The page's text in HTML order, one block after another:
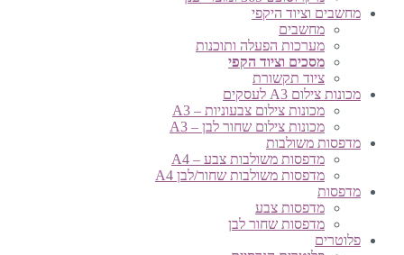
מחשבים וציוד היקפי
מחשבים
מערכות הפעלה ותוכנות
מסכים וציוד הקפי
ציוד תקשורת
מכונות צילום A3 לעסקים
מכונות צילום צבעוניות – A3
מכונות צילום שחור לבן – A3
מדפסות משולבות
מדפסות משולבות צבע – A4
מדפסות משולבות שחור/לבן A4
מדפסות
מדפסות צבע
מדפסות שחור לבן
פלוטרים